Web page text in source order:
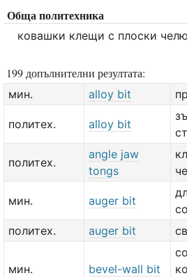
Обща политехника
ковашки клещи с плоски
199 допълнителни резултата:
мин. alloy bit
политех. alloy bit
политех.
angle jaw
tongs
мин. auger bit
политех.
auger bit
мин. bevel-wall bit